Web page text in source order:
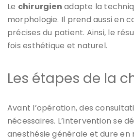
Le chirurgien adapte la
morphologie. Il prend aussi en
précises du patient. Ainsi, le
fois esthétique et naturel.
Les étapes de la
Avant l’opération, des
nécessaires. L’intervention se
anesthésie générale et dure en